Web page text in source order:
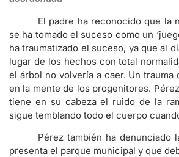
El padre ha reconocido que la
se ha tomado el suceso como un
ha traumatizado el suceso, ya que al
lugar de los hechos con total
el árbol no volvería a caer. Un trauma
en la mente de los progenitores.
tiene en su cabeza el ruido de la
sigue temblando todo el cuerpo
Pérez también ha denunciado
presenta el parque municipal y que